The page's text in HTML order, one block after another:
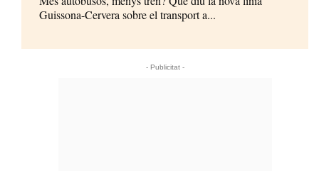
Guissona-Cervera sobre el transport a...
- Publicitat -